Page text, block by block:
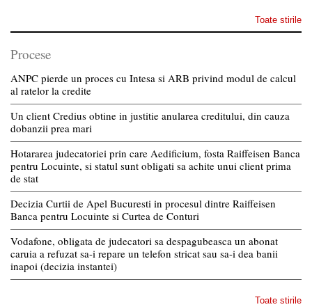
Toate stirile
Procese
ANPC pierde un proces cu Intesa si ARB privind modul de calcul
al ratelor la credite
Un client Credius obtine in justitie anularea creditului, din cauza
dobanzii prea mari
Hotararea judecatoriei prin care Aedificium, fosta Raiffeisen Banca
pentru Locuinte, si statul sunt obligati sa achite unui client prima
de stat
Decizia Curtii de Apel Bucuresti in procesul dintre Raiffeisen
Banca pentru Locuinte si Curtea de Conturi
Vodafone, obligata de judecatori sa despagubeasca un abonat
caruia a refuzat sa-i repare un telefon stricat sau sa-i dea banii
inapoi (decizia instantei)
Toate stirile